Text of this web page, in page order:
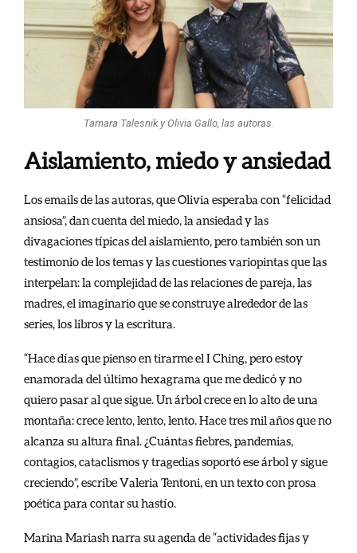
Tamara Talesnik y Olivia Gallo, las autoras.
Aislamiento, miedo y ansiedad
Los emails de las autoras, que Olivia esperaba con “felicidad
ansiosa”, dan cuenta del miedo, la ansiedad y las
divagaciones típicas del aislamiento, pero también son un
testimonio de los temas y las cuestiones variopintas que las
interpelan: la complejidad de las relaciones de pareja, las
madres, el imaginario que se construye alrededor de las
series, los libros y la escritura.
“Hace días que pienso en tirarme el I Ching, pero estoy
enamorada del último hexagrama que me dedicó y no
quiero pasar al que sigue. Un árbol crece en lo alto de una
montaña: crece lento, lento, lento. Hace tres mil años que no
alcanza su altura final. ¿Cuántas fiebres, pandemias,
contagios, cataclismos y tragedias soportó ese árbol y sigue
creciendo”, escribe Valeria Tentoni, en un texto con prosa
poética para contar su hastío.
Marina Mariash narra su agenda de “actividades fijas y